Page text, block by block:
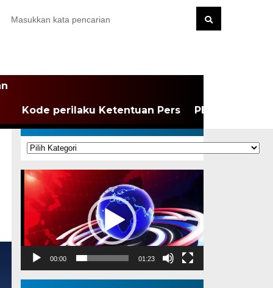
Kode perilaku Ketentuan Pers PEDOMAN
KATEGORI
Kategori
Pemutar
Video
00:00 01:23